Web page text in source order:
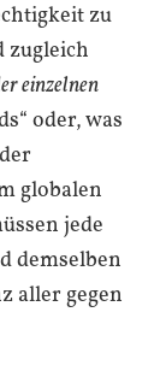
zu
zugleich
einzelnen
oder, was
globalen
jede
demselben
aller gegen